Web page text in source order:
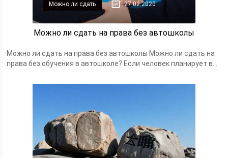
Можно ли сдать 27.02.2020
Можно ли сдать на права без автошколы
Можно ли сдать на права без автошколы Можно ли сдать на
права без обучения в автошколе? Если человек планирует в...